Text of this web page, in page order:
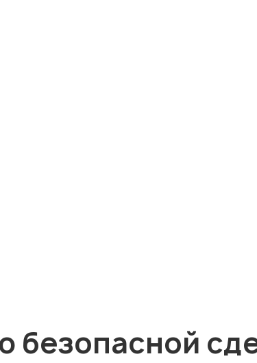
безопасной